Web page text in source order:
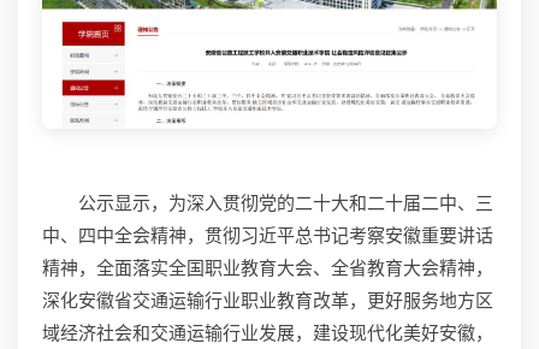
公示显示，为深入贯彻党的二十大和二十届二中、三
中、四中全会精神，贯彻习近平总书记考察安徽重要讲话
精神，全面落实全国职业教育大会、全省教育大会精神，
深化安徽省交通运输行业职业教育改革，更好服务地方区
域经济社会和交通运输行业发展，建设现代化美好安徽，